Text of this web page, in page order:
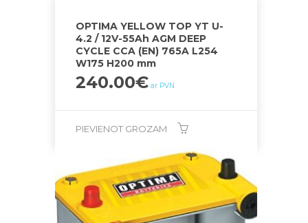
OPTIMA YELLOW TOP YT U-
4.2 / 12V-55Ah AGM DEEP
CYCLE CCA (EN) 765A L254
W175 H200 mm
240.00€ ar PVN
PIEVIENOT GROZAM